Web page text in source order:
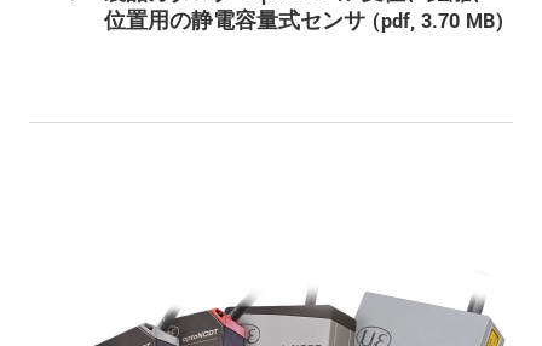
位置用の静電容量式センサ (pdf, 3.70 MB)